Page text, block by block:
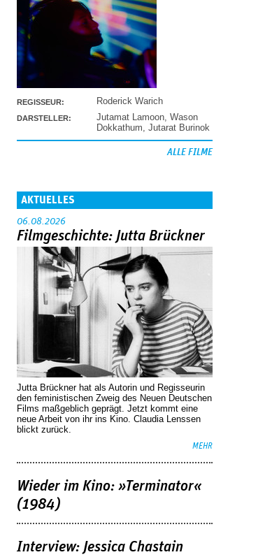
REGISSEUR: Roderick Warich
DARSTELLER: Jutamat Lamoon Wason
Dokkathum Jutarat Burinok
ALLE FILME
AKTUELLES
06.08.2026
Filmgeschichte: Jutta Brückner
Jutta Brückner hat als Autorin und Regisseurin
den feministischen Zweig des Neuen Deutschen
Films maßgeblich geprägt. Jetzt kommt eine
neue Arbeit von ihr ins Kino. Claudia Lenssen
blickt zurück.
MEHR
Wieder im Kino: »Terminator«
(1984)
Interview: Jessica Chastain